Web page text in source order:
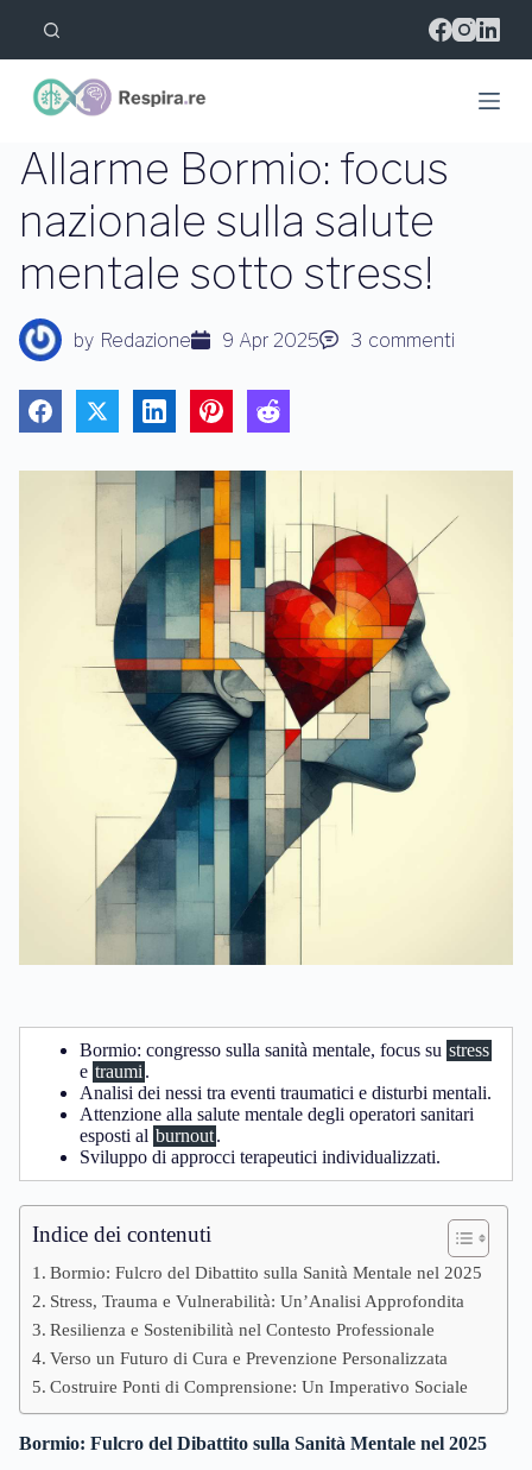
l
c
n
t
t
o
Allarme Bormio: focus
nazionale sulla salute
mentale sotto stress!
by Redazione 9 Apr 2025 3 commenti
Bormio: congresso sulla sanità mentale, focus su stress
e traumi .
Analisi dei nessi tra eventi traumatici e disturbi mentali.
Attenzione alla salute mentale degli operatori sanitari
esposti al burnout.
Sviluppo di approcci terapeutici individualizzati.
Indice dei contenuti
Bormio: Fulcro del Dibattito sulla Sanità Mentale nel 2025
Stress, Trauma e Vulnerabilità: Un’Analisi Approfondita
Resilienza e Sostenibilità nel Contesto Professionale
Verso un Futuro di Cura e Prevenzione Personalizzata
Costruire Ponti di Comprensione: Un Imperativo Sociale
Bormio: Fulcro del Dibattito sulla Sanità Mentale nel 2025